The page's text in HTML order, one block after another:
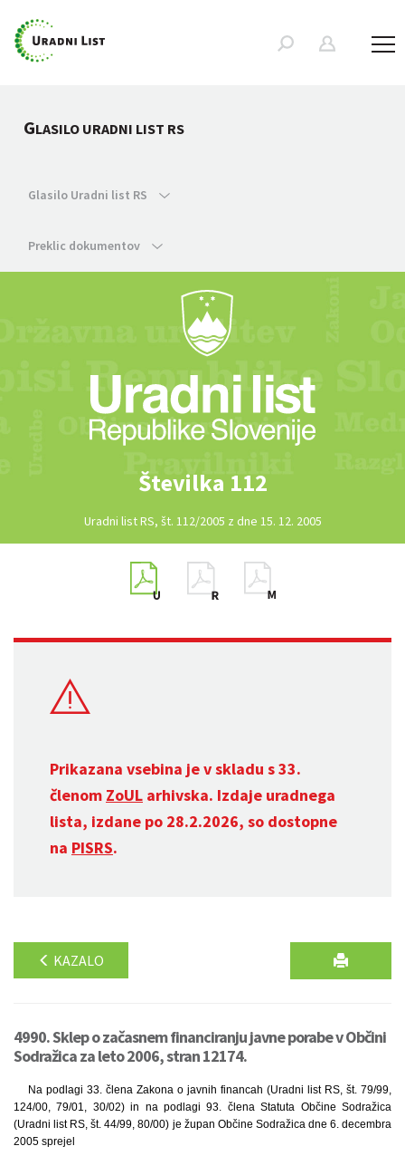
GLASILO URADNI LIST RS
Glasilo Uradni list RS
Preklic dokumentov
Številka 112
Uradni list RS, št. 112/2005 z dne 15. 12. 2005
Prikazana vsebina je v skladu s 33.
členom ZoUL arhivska. Izdaje uradnega
lista, izdane po 28.2.2026, so dostopne
na PISRS.
KAZALO
4990. Sklep o začasnem financiranju javne porabe v Občini
Sodražica za leto 2006, stran 12174.
Na podlagi 33. člena Zakona o javnih financah (Uradni list RS, št. 79/99,
124/00, 79/01, 30/02) in na podlagi 93. člena Statuta Občine Sodražica
(Uradni list RS, št. 44/99, 80/00) je župan Občine Sodražica dne 6. decembra
2005 sprejel